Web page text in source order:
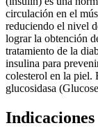
circulación en el
reduciendo el nivel
lograr la obtención
tratamiento de la
insulina para
colesterol en la piel.
glucosidasa
Indicaciones